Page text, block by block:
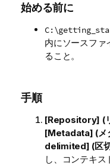
始める前に
内にソースファ
ること。
手順
[Repository] (
[Metadata] (メ
delimited] (区
し、コンテキス